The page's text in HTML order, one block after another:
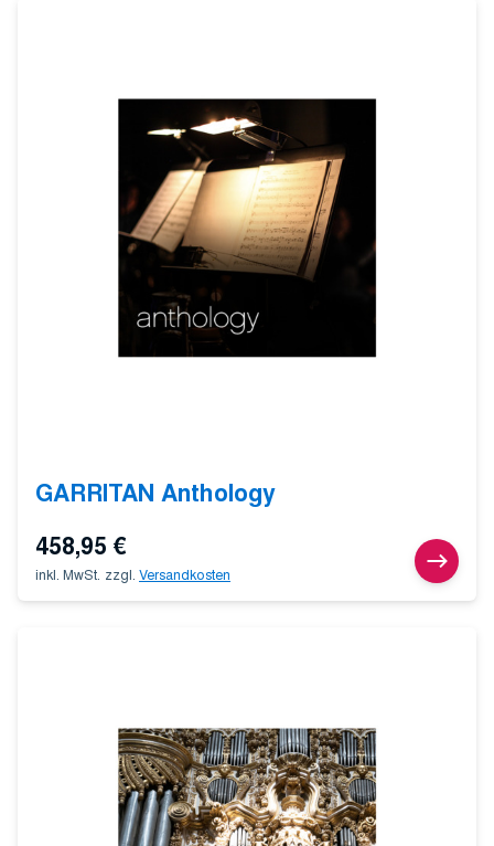
GARRITAN Anthology
458,95 €
inkl. MwSt. zzgl. Versandkosten